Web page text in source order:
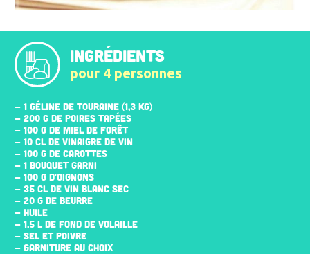
INGRÉDIENTS
pour 4 personnes
- 1 GÉLINE DE TOURAINE (1,3 KG)
- 200 G DE POIRES TAPÉES
- 100 G DE MIEL DE FORÊT
- 10 CL DE VINAIGRE DE VIN
- 100 G DE CAROTTES
- 1 BOUQUET GARNI
- 100 G D'OIGNONS
- 35 CL DE VIN BLANC SEC
- 20 G DE BEURRE
- HUILE
- 1.5 L DE FOND DE VOLAILLE
- SEL ET POIVRE
- GARNITURE AU CHOIX